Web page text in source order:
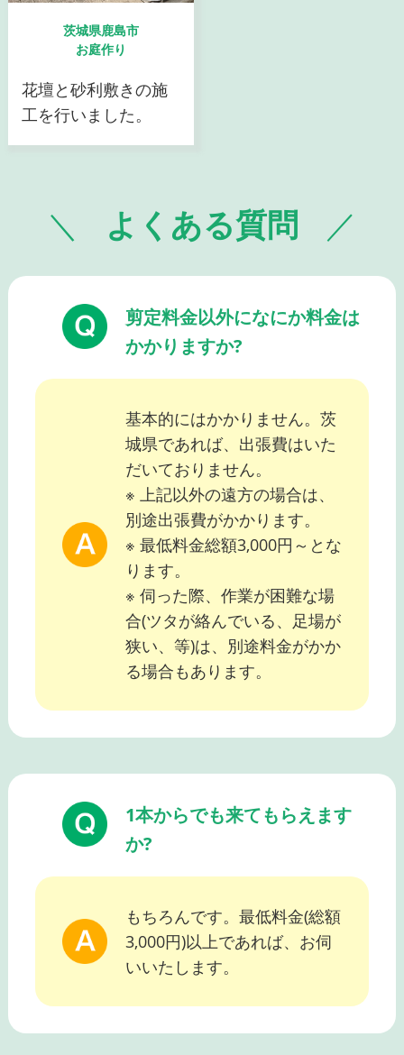
茨城県鹿島市
お庭作り
花壇と砂利敷きの施
工を行いました。
よくある質問
剪定料金以外になにか料金は
かかりますか?
基本的にはかかりません。茨
城県であれば、出張費はいた
だいておりません。
※ 上記以外の遠方の場合は、
別途出張費がかかります。
※ 最低料金総額3,000円～とな
ります。
※ 伺った際、作業が困難な場
合(ツタが絡んでいる、足場が
狭い、等)は、別途料金がかか
る場合もあります。
1本からでも来てもらえます
か?
もちろんです。最低料金(総額
3,000円)以上であれば、お伺
いいたします。